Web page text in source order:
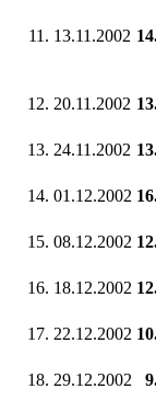
11. 13.11.2002
12. 20.11.2002
13. 24.11.2002
14. 01.12.2002
15. 08.12.2002
16. 18.12.2002
17. 22.12.2002
18. 29.12.2002